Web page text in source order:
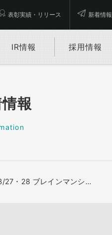
表彰実績・リリース 新着情報
IR情報 採用情報
報
27・28 ブレインマンシ…